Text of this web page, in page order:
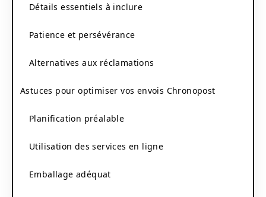
Détails essentiels à inclure
Patience et persévérance
Alternatives aux réclamations
Astuces pour optimiser vos envois Chronopost
Planification préalable
Utilisation des services en ligne
Emballage adéquat